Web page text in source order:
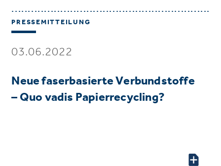
PRESSEMITTEILUNG
03.06.2022
Neue faserbasierte Verbundstoffe
– Quo vadis Papierrecycling?